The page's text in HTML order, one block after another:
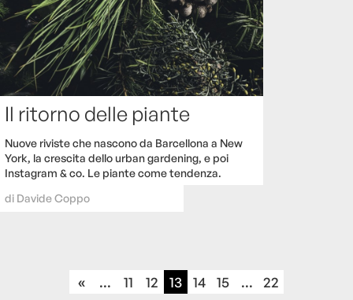
Il ritorno delle piante
Nuove riviste che nascono da Barcellona a New
York, la crescita dello urban gardening, e poi
Instagram & co. Le piante come tendenza.
di Davide Coppo
« ... 11 12 13 14 15 ... 22